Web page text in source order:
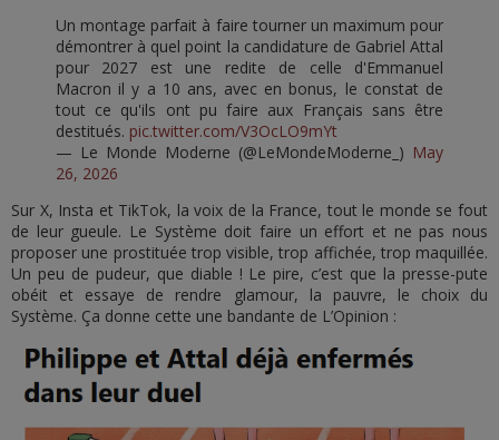
Un montage parfait à faire tourner un maximum pour
démontrer à quel point la candidature de Gabriel Attal
pour 2027 est une redite de celle d'Emmanuel
Macron il y a 10 ans, avec en bonus, le constat de
tout ce qu'ils ont pu faire aux Français sans être
destitués. pic.twitter.com/V3OcLO9mYt
— Le Monde Moderne (@LeMondeModerne_) May
26, 2026
Sur X, Insta et TikTok, la voix de la France, tout le monde se fout
de leur gueule. Le Système doit faire un effort et ne pas nous
proposer une prostituée trop visible, trop affichée, trop maquillée.
Un peu de pudeur, que diable ! Le pire, c’est que la presse-pute
obéit et essaye de rendre glamour, la pauvre, le choix du
Système. Ça donne cette une bandante de L’Opinion :